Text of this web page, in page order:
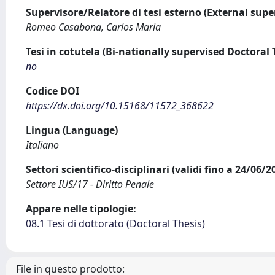
Supervisore/Relatore di tesi esterno (External
Romeo Casabona, Carlos Maria
Tesi in cotutela (Bi-nationally supervised Doctoral
no
Codice DOI
https://dx.doi.org/10.15168/11572_368622
Lingua (Language)
Italiano
Settori scientifico-disciplinari (validi fino a 24/06/
Settore IUS/17 - Diritto Penale
Appare nelle tipologie:
08.1 Tesi di dottorato (Doctoral Thesis)
File in questo prodotto: